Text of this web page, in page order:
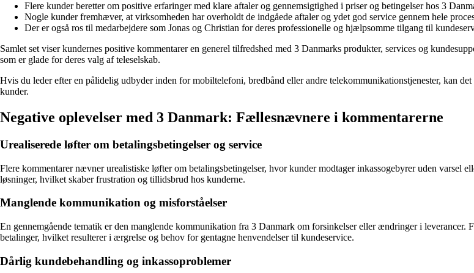
Flere kunder beretter om positive erfaringer med klare aftaler og gennemsigtighed i priser og betingelser hos 3
Nogle kunder fremhæver, at virksomheden har overholdt de indgåede aftaler og ydet god service gennem hele
Der er også ros til medarbejdere som Jonas og Christian for deres professionelle og hjælpsomme tilgang til
Samlet set viser kundernes positive kommentarer en generel tilfredshed med 3 Danmarks produkter, services og
som er glade for deres valg af teleselskab.
Hvis du leder efter en pålidelig udbyder inden for mobiltelefoni, bredbånd eller andre telekommunikationstjenester, kan
kunder.
Negative oplevelser med 3 Danmark: Fællesnævnere i kommentarerne
Urealiserede løfter om betalingsbetingelser og service
Flere kommentarer nævner urealistiske løfter om betalingsbetingelser, hvor kunder modtager inkassogebyrer uden varsel
løsninger, hvilket skaber frustration og tillidsbrud hos kunderne.
Manglende kommunikation og misforståelser
En gennemgående tematik er den manglende kommunikation fra 3 Danmark om forsinkelser eller ændringer i
betalinger, hvilket resulterer i ærgrelse og behov for gentagne henvendelser til kundeservice.
Dårlig kundebehandling og inkassoproblemer